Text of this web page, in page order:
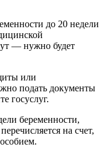
до 20 недели
— нужно будет
или
подать документы
госуслуг.
беременности,
на счет,